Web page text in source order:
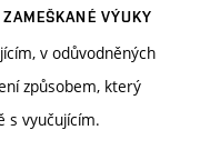
VÝUKY
v odůvodněných
způsobem, který
s vyučujícím.